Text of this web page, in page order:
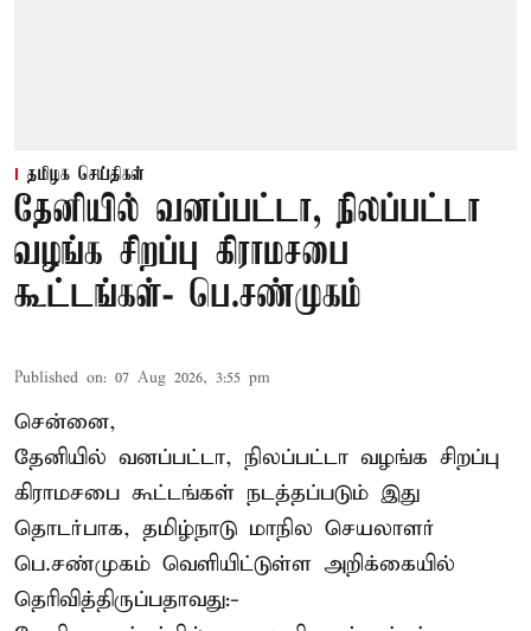
தமிழக செய்திகள்
தேனியில் வனப்பட்டா, நிலப்பட்டா
வழங்க சிறப்பு கிராமசபை
கூட்டங்கள்- பெ.சண்முகம்
Published on: 07 Aug 2026, 3:55 pm
சென்னை,
தேனியில் வனப்பட்டா, நிலப்பட்டா வழங்க சிறப்பு
கிராமசபை கூட்டங்கள் நடத்தப்படும் இது
தொடர்பாக, தமிழ்நாடு மாநில செயலாளர்
பெ.சண்முகம் வெளியிட்டுள்ள அறிக்கையில்
தெரிவித்திருப்பதாவது:-